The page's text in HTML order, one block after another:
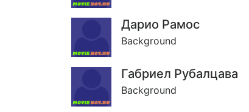
Дарио Рамос
Background
Габриел Рубалцава
Background